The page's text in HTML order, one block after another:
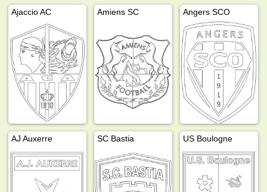
Ajaccio AC Amiens SC Angers SCO
AJ Auxerre SC Bastia US Boulogne